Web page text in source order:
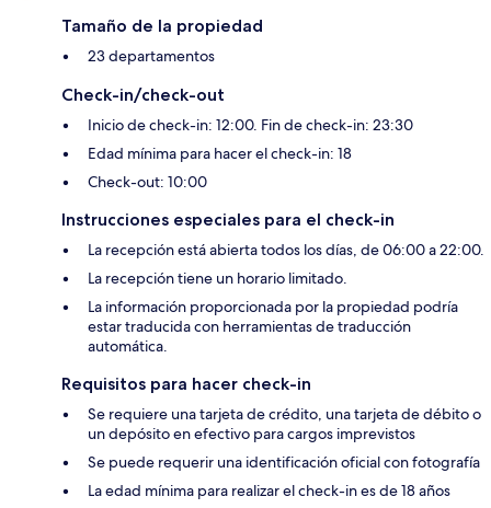
Tamaño de la propiedad
23 departamentos
Check-in/check-out
Inicio de check-in: 12:00. Fin de check-in: 23:30
Edad mínima para hacer el check-in: 18
Check-out: 10:00
Instrucciones especiales para el check-in
La recepción está abierta todos los días, de 06:00 a 22:00.
La recepción tiene un horario limitado.
La información proporcionada por la propiedad podría
estar traducida con herramientas de traducción
automática.
Requisitos para hacer check-in
Se requiere una tarjeta de crédito, una tarjeta de débito o
un depósito en efectivo para cargos imprevistos
Se puede requerir una identificación oficial con fotografía
La edad mínima para realizar el check-in es de 18 años